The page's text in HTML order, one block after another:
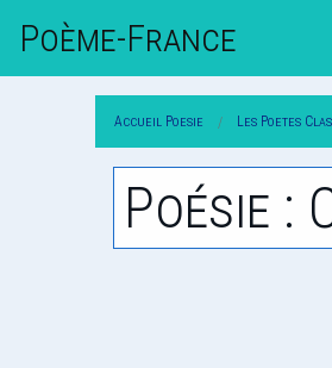
Poème-FrAnce
Accueil Poesie Les Poetes
Poésie :